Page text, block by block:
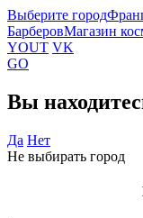
Выберите город
БарберовМагазин
YOUT VK
GO
Вы
Да Нет
Не выбирать город